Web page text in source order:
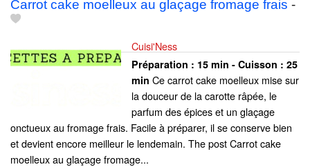
Carrot cake moelleux au glaçage fromage frais -
Cuisi'Ness
Préparation : 15 min - Cuisson : 25
min Ce carrot cake moelleux mise sur
la douceur de la carotte râpée, le
parfum des épices et un glaçage
onctueux au fromage frais. Facile à préparer, il se conserve bien
et devient encore meilleur le lendemain. The post Carrot cake
moelleux au glaçage fromage...